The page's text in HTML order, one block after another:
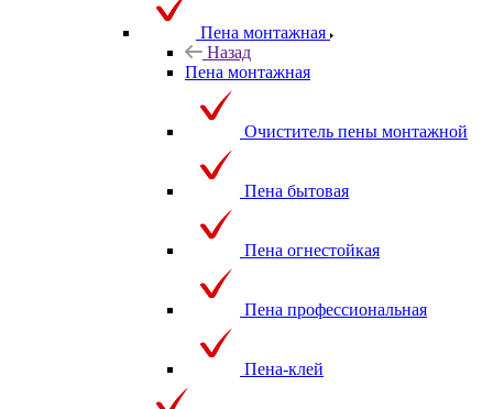
Пена монтажная
Назад
Пена монтажная
Очиститель пены монтажной
Пена бытовая
Пена огнестойкая
Пена профессиональная
Пена-клей